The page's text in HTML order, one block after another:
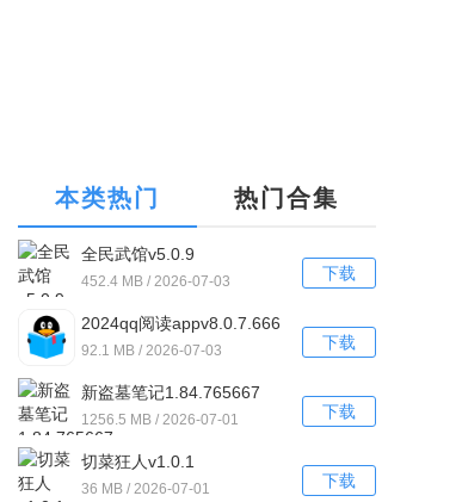
本类热门 热门合集
下载
全民武馆v5.0.9
452.4 MB / 2026-07-03
下载
2024qq阅读appv8.0.7.666
最新
92.1 MB / 2026-07-03
下载
新盗墓笔记1.84.765667
1256.5 MB / 2026-07-01
下载
切菜狂人v1.0.1
36 MB / 2026-07-01